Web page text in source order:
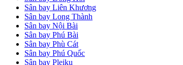
Sân bay Liên Khương
Sân bay Long Thành
Sân bay Nội Bài
Sân bay Phú Bài
Sân bay Phù Cát
Sân bay Phú Quốc
Sân bay Pleiku